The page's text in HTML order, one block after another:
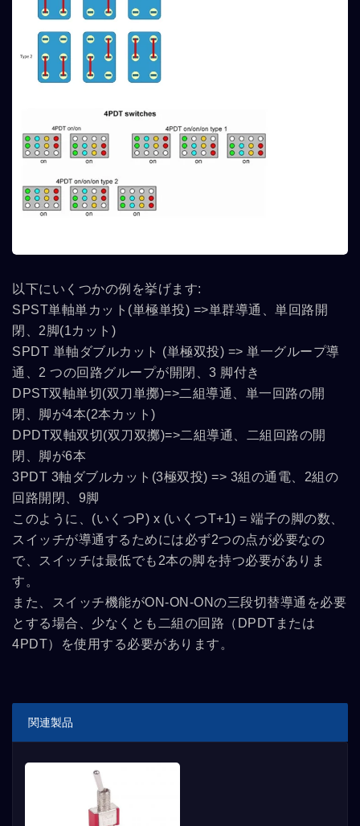
以下にいくつかの例を挙げます:
SPST単軸単カット(単極単投) =>単群導通、単回路開
閉、2脚(1カット)
SPDT 単軸ダブルカット (単極双投) => 単一グループ導
通、2 つの回路グループが開閉、3 脚付き
DPST双軸単切(双刀単擲)=>二組導通、単一回路の開
閉、脚が4本(2本カット)
DPDT双軸双切(双刀双擲)=>二組導通、二組回路の開
閉、脚が6本
3PDT 3軸ダブルカット(3極双投) => 3組の通電、2組の
回路開閉、9脚
このように、(いくつP) x (いくつT+1) = 端子の脚の数、
スイッチが導通するためには必ず2つの点が必要なの
で、スイッチは最低でも2本の脚を持つ必要がありま
す。
また、スイッチ機能がON-ON-ONの三段切替導通を必要
とする場合、少なくとも二組の回路（DPDTまたは
4PDT）を使用する必要があります。
関連製品